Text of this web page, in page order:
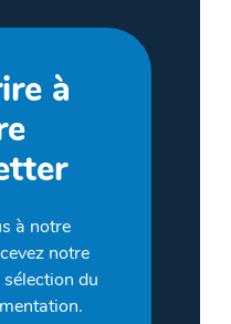
à
à notre
notre
du